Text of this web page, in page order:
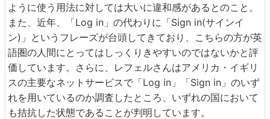
ように使う用法に対しては大いに違和感があるとのこと。
また、近年、「Log in」の代わりに「Sign in(サインイ
ン)」というフレーズが台頭してきており、こちらの方が英
語圏の人間にとってはしっくりきやすいのではないかと評
価しています。さらに、レフェルさんはアメリカ・イギリ
スの主要なネットサービスで「Log in」「Sign in」のいず
れを用いているのか調査したところ、いずれの国において
も拮抗した状態であることが判明しています。